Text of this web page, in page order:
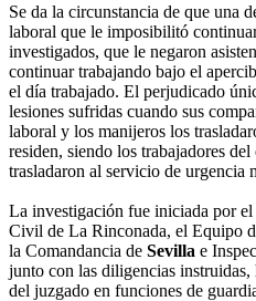
Se da la circunstancia de que una
laboral que le imposibilitó
investigados, que le negaron
continuar trabajando bajo el
el día trabajado. El perjudicado
lesiones sufridas cuando sus
laboral y los manijeros los
residen, siendo los trabajadores
trasladaron al servicio de urgencia
La investigación fue iniciada por
Civil de La Rinconada, el Equipo
la Comandancia de Sevilla e
junto con las diligencias instruidas,
del juzgado en funciones de